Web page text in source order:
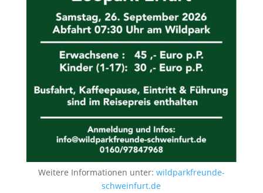
Weitere Informationen unter: wildparkfreunde-
schweinfurt.de